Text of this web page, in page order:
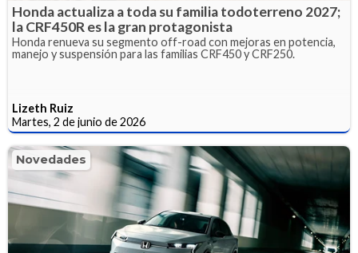
Honda actualiza a toda su familia todoterreno 2027;
la CRF450R es la gran protagonista
Honda renueva su segmento off-road con mejoras en potencia,
manejo y suspensión para las familias CRF450 y CRF250.
Lizeth Ruiz
Martes, 2 de junio de 2026
Novedades